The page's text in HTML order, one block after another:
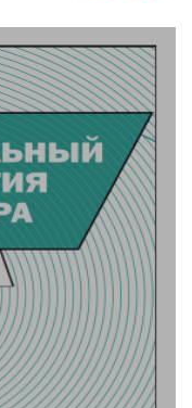
несколько этапов.
У такого
Он видит
человека, умеет
и нивелировать
вовлекает и
лидер
и такие
как